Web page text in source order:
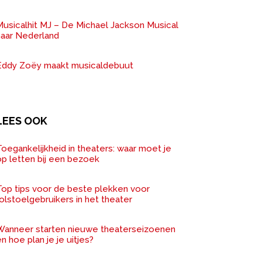
MJ – De Michael Jackson Musical
Nederland
Zoëy maakt musicaldebuut
OOK
in theaters: waar moet je
letten bij een bezoek
tips voor de beste plekken voor
in het theater
starten nieuwe theaterseizoenen
hoe plan je je uitjes?